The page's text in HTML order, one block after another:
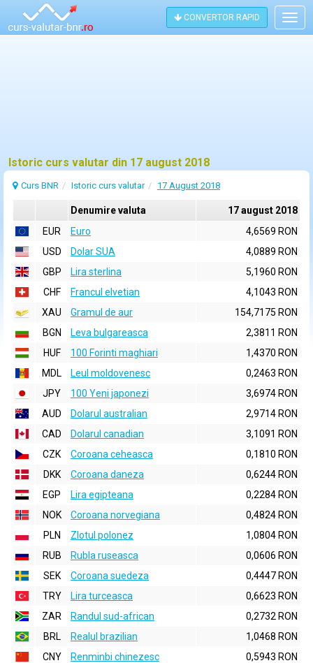
CONVERTOR RAPID
Istoric curs valutar din 17 august 2018
Curs BNR Istoric curs valutar 17 August 2018
Denumire valuta
17 august 2018
EUR
Euro
4,6569 RON
USD
Dolar SUA
4,0889 RON
GBP
Lira sterlina
5,1960 RON
CHF
Francul elvetian
4,1043 RON
XAU
Gramul de aur
154,7175 RON
BGN
Leva bulgareasca
2,3811 RON
HUF
100 Forinti maghiari
1,4370 RON
MDL
Leul moldovenesc
0,2463 RON
JPY
100 Yeni japonezi
3,6974 RON
AUD
Dolarul australian
2,9714 RON
CAD
Dolarul canadian
3,1091 RON
CZK
Coroana ceheasca
0,1810 RON
DKK
Coroana daneza
0,6244 RON
EGP
Lira egipteana
0,2284 RON
NOK
Coroana norvegiana
0,4824 RON
PLN
Zlotul polonez
1,0804 RON
RUB
Rubla ruseasca
0,0606 RON
SEK
Coroana suedeza
0,4447 RON
TRY
Lira turceasca
0,6623 RON
ZAR
Randul sud-african
0,2732 RON
BRL
Realul brazilian
1,0468 RON
CNY
Renminbi chinezesc
0,5943 RON